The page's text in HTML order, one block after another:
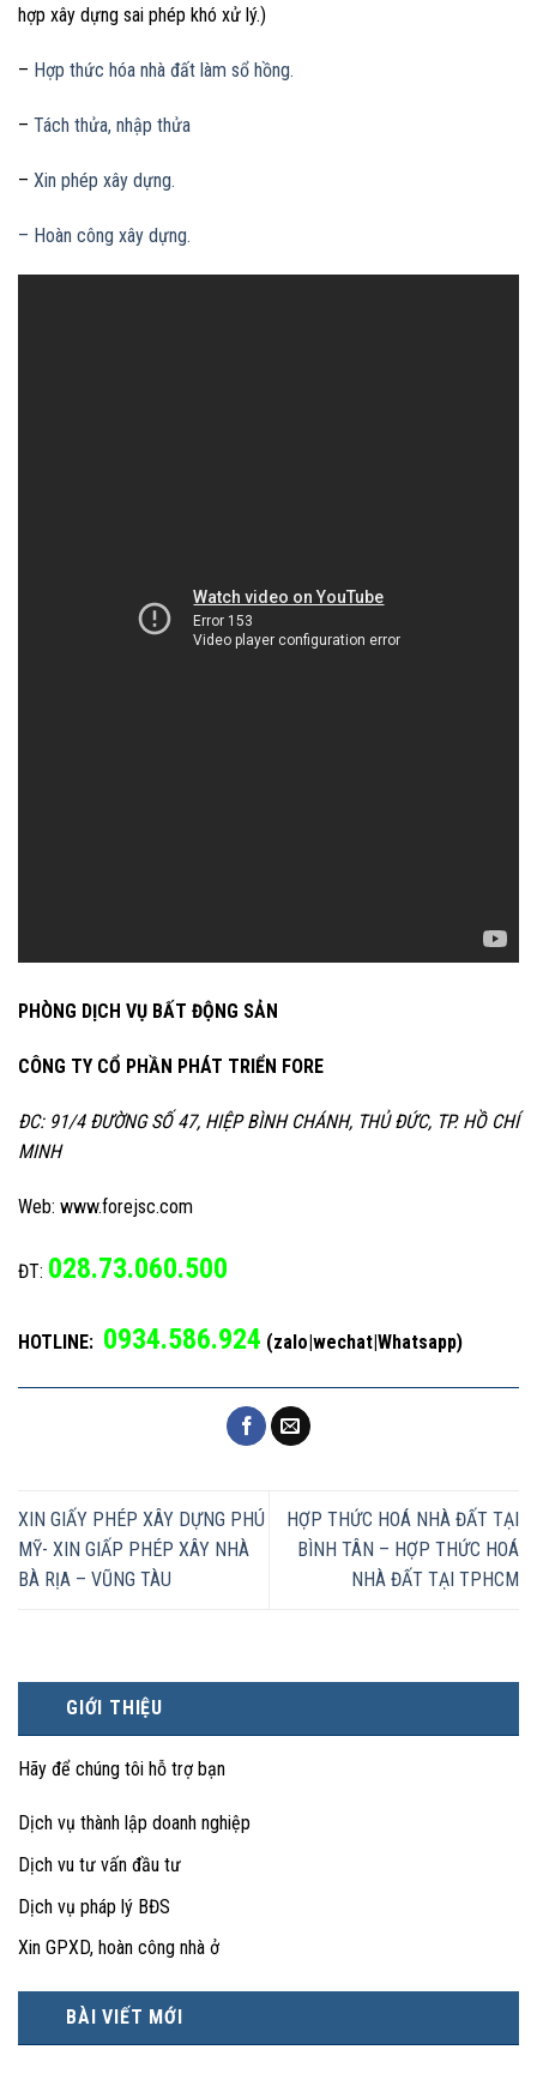
GIỚI THIỆU
Hãy để chúng tôi hỗ trợ bạn
Dịch vụ thành lập doanh nghiệp
Dịch vu tư vấn đầu tư
Dịch vụ pháp lý BĐS
Xin GPXD, hoàn công nhà ở
BÀI VIẾT MỚI
hợp xây dựng sai phép khó xử lý.)
– Hợp thức hóa nhà đất làm sổ hồng.
– Tách thửa, nhập thửa
– Xin phép xây dựng.
– Hoàn công xây dựng.
PHÒNG DỊCH VỤ BẤT ĐỘNG SẢN
CÔNG TY CỔ PHẦN PHÁT TRIỂN FORE
ĐC: 91/4 ĐƯỜNG SỐ 47, HIỆP BÌNH CHÁNH, THỦ ĐỨC, TP. HỒ CHÍ
MINH
Web: www.forejsc.com
ĐT: 028.73.060.500
HOTLINE: 0934.586.924 (zalo|wechat|Whatsapp)
XIN GIẤY PHÉP XÂY DỰNG PHÚ
MỸ- XIN GIẤP PHÉP XÂY NHÀ
BÀ RỊA – VŨNG TÀU
HỢP THỨC HOÁ NHÀ ĐẤT TẠI
BÌNH TÂN – HỢP THỨC HOÁ
NHÀ ĐẤT TẠI TPHCM